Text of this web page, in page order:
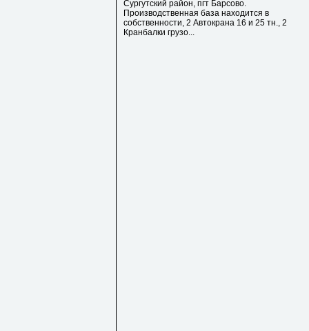
Сургутский район, пгт Барсово.
Производственная база находится в
собственности, 2 Автокрана 16 и 25 тн., 2
Кранбалки грузо...